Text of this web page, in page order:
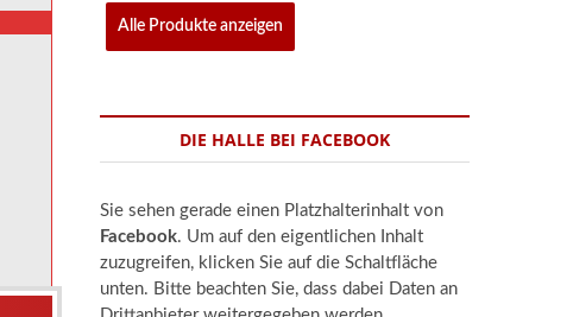
Alle Produkte anzeigen
DIE HALLE BEI FACEBOOK
Sie sehen gerade einen Platzhalterinhalt von
Facebook. Um auf den eigentlichen Inhalt
zuzugreifen, klicken Sie auf die Schaltfläche
unten. Bitte beachten Sie, dass dabei Daten an